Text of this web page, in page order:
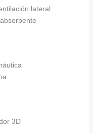
lateral
3D